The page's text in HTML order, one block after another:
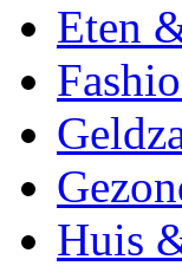
Eten
Huis